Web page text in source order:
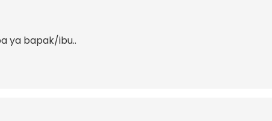
ya bapak/ibu..